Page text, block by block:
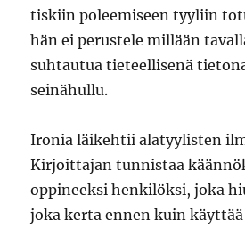
tiskiin poleemiseen tyyliin
hän ei perustele millään
suhtautua tieteellisenä
seinähullu.
Ironia läikehtii alatyylisten
Kirjoittajan tunnistaa
oppineeksi henkilöksi, joka
joka kerta ennen kuin